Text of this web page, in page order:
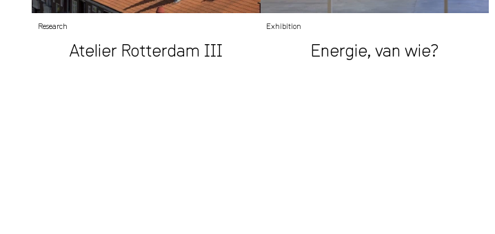
Research
Atelier Rotterdam III
Exhibition
Energie, van wie?